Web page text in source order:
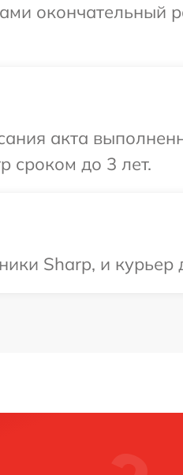
окончательный
акта
сроком до 3 лет.
Sharp, и курьер